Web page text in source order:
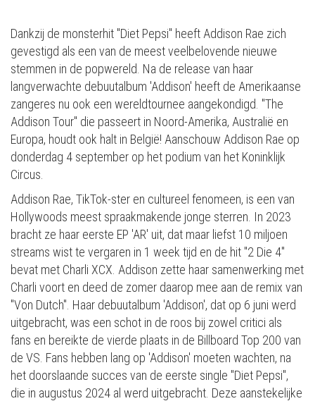
Dankzij de monsterhit "Diet Pepsi" heeft Addison Rae zich
gevestigd als een van de meest veelbelovende nieuwe
stemmen in de popwereld. Na de release van haar
langverwachte debuutalbum 'Addison' heeft de Amerikaanse
zangeres nu ook een wereldtournee aangekondigd. "The
Addison Tour" die passeert in Noord-Amerika, Australië en
Europa, houdt ook halt in België! Aanschouw Addison Rae op
donderdag 4 september op het podium van het Koninklijk
Circus.
Addison Rae, TikTok-ster en cultureel fenomeen, is een van
Hollywoods meest spraakmakende jonge sterren. In 2023
bracht ze haar eerste EP 'AR' uit, dat maar liefst 10 miljoen
streams wist te vergaren in 1 week tijd en de hit "2 Die 4"
bevat met Charli XCX. Addison zette haar samenwerking met
Charli voort en deed de zomer daarop mee aan de remix van
"Von Dutch". Haar debuutalbum 'Addison', dat op 6 juni werd
uitgebracht, was een schot in de roos bij zowel critici als
fans en bereikte de vierde plaats in de Billboard Top 200 van
de VS. Fans hebben lang op 'Addison' moeten wachten, na
het doorslaande succes van de eerste single "Diet Pepsi",
die in augustus 2024 al werd uitgebracht. Deze aanstekelijke